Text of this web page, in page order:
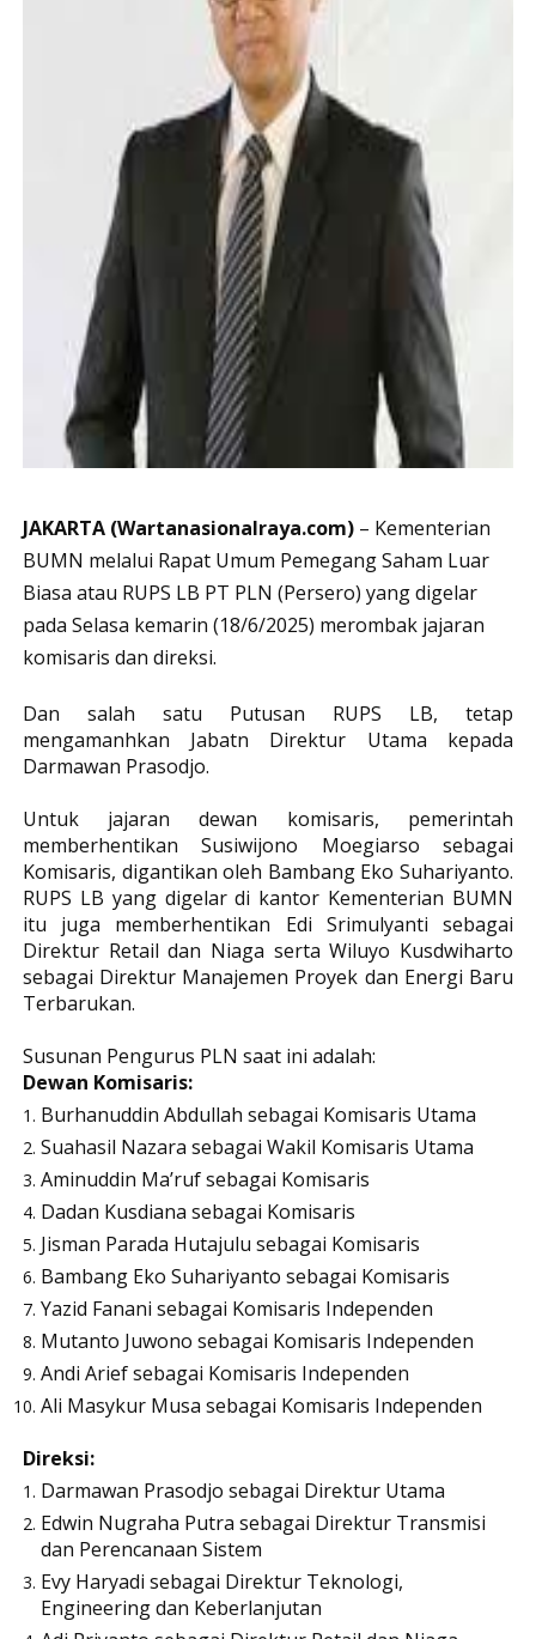
JAKARTA (Wartanasionalraya.com) – Kementerian
BUMN melalui Rapat Umum Pemegang Saham Luar
Biasa atau RUPS LB PT PLN (Persero) yang digelar
pada Selasa kemarin (18/6/2025) merombak jajaran
komisaris dan direksi.
Dan salah satu Putusan RUPS LB, tetap
mengamanhkan Jabatn Direktur Utama kepada
Darmawan Prasodjo.
Untuk jajaran dewan komisaris, pemerintah
memberhentikan Susiwijono Moegiarso sebagai
Komisaris, digantikan oleh Bambang Eko Suhariyanto.
RUPS LB yang digelar di kantor Kementerian BUMN
itu juga memberhentikan Edi Srimulyanti sebagai
Direktur Retail dan Niaga serta Wiluyo Kusdwiharto
sebagai Direktur Manajemen Proyek dan Energi Baru
Terbarukan.
Susunan Pengurus PLN saat ini adalah:
Dewan Komisaris:
Burhanuddin Abdullah sebagai Komisaris Utama
Suahasil Nazara sebagai Wakil Komisaris Utama
Aminuddin Ma’ruf sebagai Komisaris
Dadan Kusdiana sebagai Komisaris
Jisman Parada Hutajulu sebagai Komisaris
Bambang Eko Suhariyanto sebagai Komisaris
Yazid Fanani sebagai Komisaris Independen
Mutanto Juwono sebagai Komisaris Independen
Andi Arief sebagai Komisaris Independen
Ali Masykur Musa sebagai Komisaris Independen
Direksi:
Darmawan Prasodjo sebagai Direktur Utama
Edwin Nugraha Putra sebagai Direktur Transmisi
dan Perencanaan Sistem
Evy Haryadi sebagai Direktur Teknologi,
Engineering dan Keberlanjutan